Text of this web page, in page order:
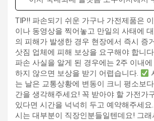
TIP!! 파손되기 쉬운 가구나 가전제품은
이나 동영상을 찍어놓고 만일의 사태에
의 피해가 발생한 경우 현장에서 즉시 증
삿짐 업체에 피해 보상을 요구해야 합니
파손 사실을 알게 된 경우에는 2주 이내
하지 않으면 보상을 받기 어렵습니다.
는 날은 교통상황에 변동이 크니 평소보
간을 생각해주세요! 꼭 받아야 할 가전가
있다면 시간을 넉넉히 두고 예약해주세
시는 대부분이 직장인분들일텐데요! 그래